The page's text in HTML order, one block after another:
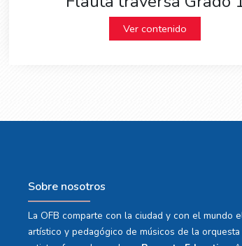
Ver contenido
Sobre nosotros
La OFB comparte con la ciudad y con el mundo
artístico y pedagógico de músicos de la